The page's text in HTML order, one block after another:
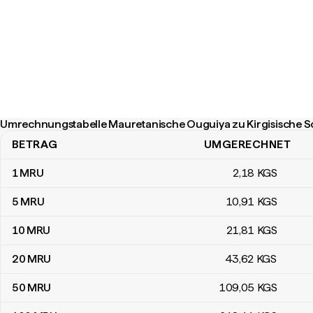
Umrechnungstabelle Mauretanische Ouguiya zu Kirgisische
Umrechnungstabelle Mauretanische Ouguiya zu Kirgisische Som
BETRAG UMGERECHNET
1MRU 2,18 KGS
5 MRU 10,91 KGS
10 MRU 21,81 KGS
20 MRU 43,62 KGS
50 MRU 109,05 KGS